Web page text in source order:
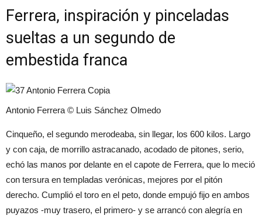
Ferrera, inspiración y pinceladas
sueltas a un segundo de
embestida franca
Antonio Ferrera © Luis Sánchez Olmedo
Cinqueño, el segundo merodeaba, sin llegar, los 600 kilos. Largo
y con caja, de morrillo astracanado, acodado de pitones, serio,
echó las manos por delante en el capote de Ferrera, que lo meció
con tersura en templadas verónicas, mejores por el pitón
derecho. Cumplió el toro en el peto, donde empujó fijo en ambos
puyazos -muy trasero, el primero- y se arrancó con alegría en